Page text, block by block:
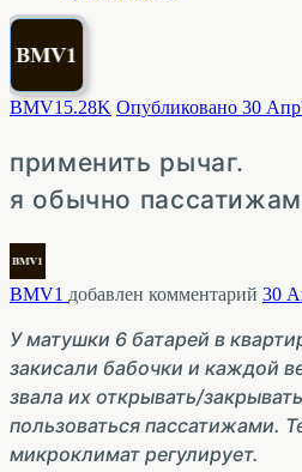
BMV1 5.28K Опубликовано 30
применить рычаг.
я обычно
BMV1 добавлен комментарий 30
У матушки 6 батарей в
закисали бабочки и каждой
звала их открывать/
пользоваться пассатижами.
микроклимат регулирует.